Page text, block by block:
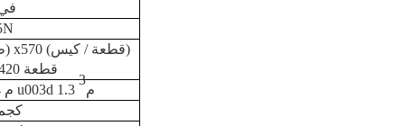
<3
u003d 174420 قطعة
1.12mxl.l2mxl.04 م u003d 1.3 م
3
520